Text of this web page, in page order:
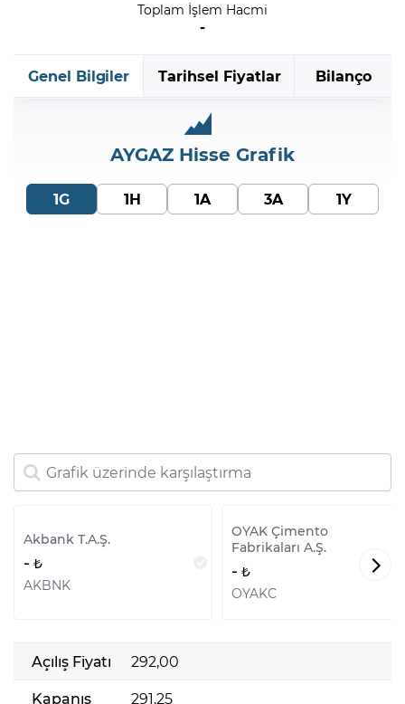
Toplam İşlem Hacmi
-
Genel Bilgiler Tarihsel Fiyatlar Bilanço
AYGAZ Hisse Grafik
1G 1H 1A 3A 1Y
Akbank T.A.Ş.
-
AKBNK
OYAK Çimento
Fabrikaları A.Ş.
-
OYAKC
Açılış Fiyatı
292,00
Kapanış
291,25